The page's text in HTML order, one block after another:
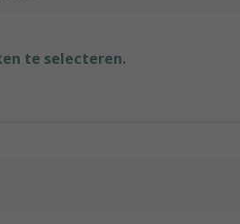
te selecteren.